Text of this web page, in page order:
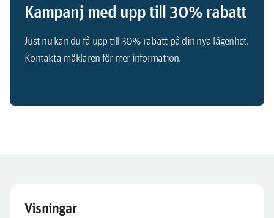
Kampanj med upp till 30% rabatt
Just nu kan du få upp till 30% rabatt på din nya lägenhet.
Kontakta mäklaren för mer information.
Visningar